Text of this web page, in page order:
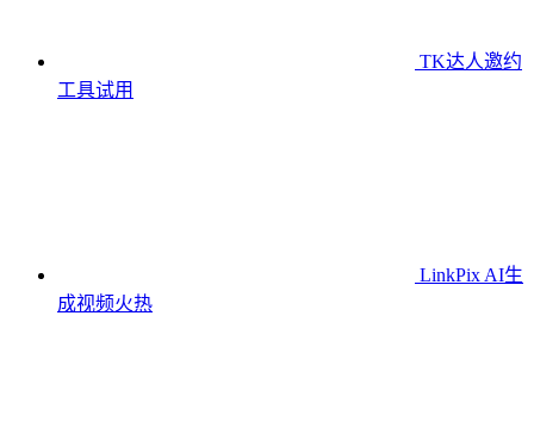
TK达人邀约
工具试用
LinkPix AI生
成视频火热